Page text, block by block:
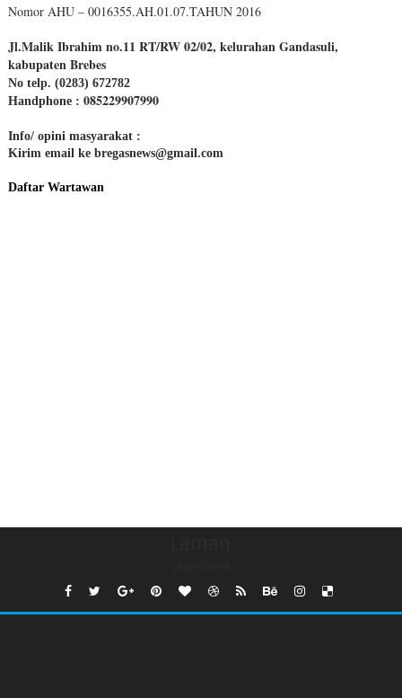
Nomor AHU – 0016355.AH.01.07.TAHUN 2016
Jl.Malik Ibrahim no.11 RT/RW 02/02, kelurahan Gandasuli,
kabupaten Brebes
No telp. (0283) 672782
Handphone : 085229907990
Info/ opini masyarakat :
Kirim email ke bregasnews@gmail.com
Daftar Wartawan